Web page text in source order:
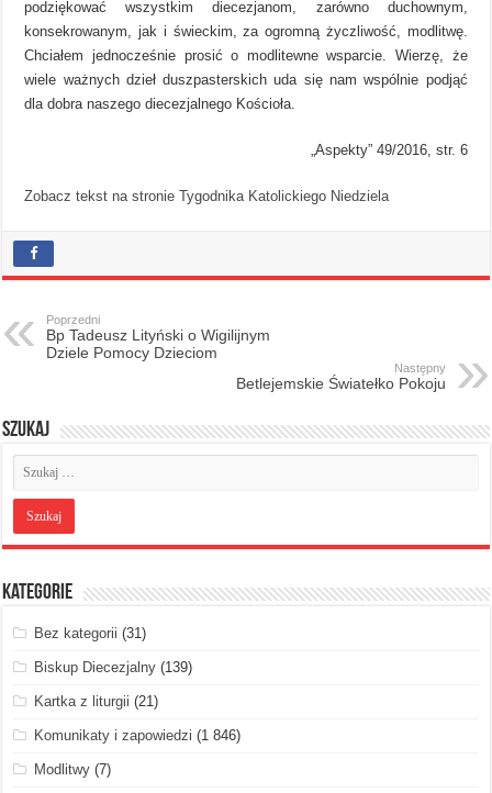
podziękować wszystkim diecezjanom, zarówno duchownym,
konsekrowanym, jak i świeckim, za ogromną życzliwość, modlitwę.
Chciałem jednocześnie prosić o modlitewne wsparcie. Wierzę, że
wiele ważnych dzieł duszpasterskich uda się nam wspólnie podjąć
dla dobra naszego diecezjalnego Kościoła.
„Aspekty” 49/2016, str. 6
Zobacz tekst na stronie Tygodnika Katolickiego Niedziela
Poprzedni
Bp Tadeusz Lityński o Wigilijnym
Dziele Pomocy Dzieciom
Następny
Betlejemskie Światełko Pokoju
Szukaj
Kategorie
Bez kategorii (31)
Biskup Diecezjalny (139)
Kartka z liturgii (21)
Komunikaty i zapowiedzi (1 846)
Modlitwy (7)